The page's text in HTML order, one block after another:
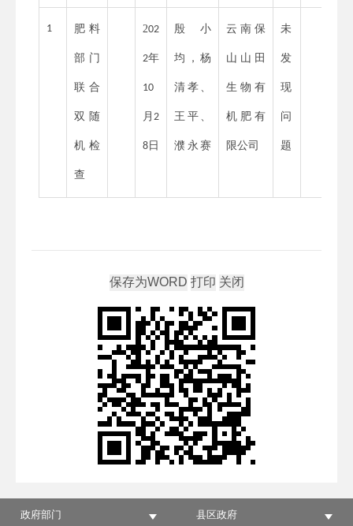
1 肥料
部门
联合
双随
机 检
查
202
2年
10
月 2
8 日
殷小
均，杨
清孝、
王平、
濮永赛
云南保
山山田
生物有
机肥有
限公司
未
发
现
问
题
政府部门 县区政府